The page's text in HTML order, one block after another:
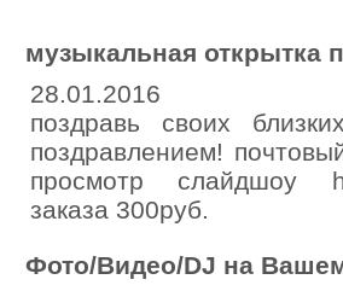
музыкальная открытка
28.01.2016
поздравь своих
поздравлением!
просмотр слайдшоу
заказа 300руб.
Фото/Видео/DJ на